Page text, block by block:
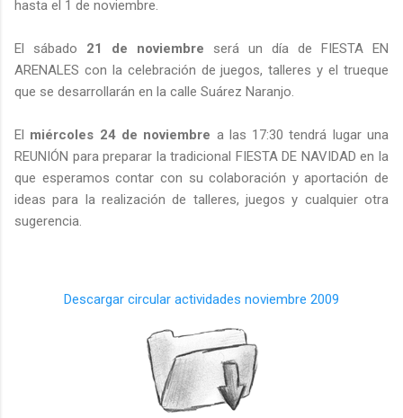
hasta el 1 de noviembre.
El sábado 21 de noviembre será un día de FIESTA EN
ARENALES con la celebración de juegos, talleres y el trueque
que se desarrollarán en la calle Suárez Naranjo.
El miércoles 24 de noviembre a las 17:30 tendrá lugar una
REUNIÓN para preparar la tradicional FIESTA DE NAVIDAD en la
que esperamos contar con su colaboración y aportación de
ideas para la realización de talleres, juegos y cualquier otra
sugerencia.
Descargar circular actividades noviembre 2009